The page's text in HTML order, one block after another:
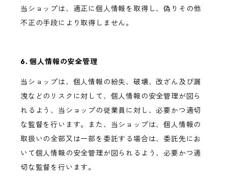
当ショップは、適正に個人情報を取得し、偽りその他
不正の手段により取得しません。
6. 個人情報の安全管理
当ショップは、個人情報の紛失、破壊、改ざん及び漏
洩などのリスクに対して、個人情報の安全管理が図ら
れるよう、当ショップの従業員に対し、必要かつ適切
な監督を行います。また、当ショップは、個人情報の
取扱いの全部又は一部を委託する場合は、委託先にお
いて個人情報の安全管理が図られるよう、必要かつ適
切な監督を行います。